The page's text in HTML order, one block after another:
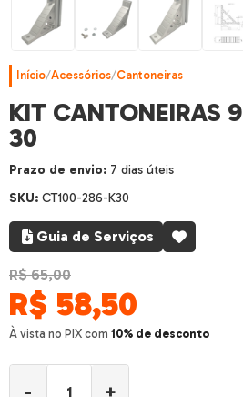
Início/Acessórios/Cantoneiras
KIT CANTONEIRAS
30
Prazo de envio: 7 dias úteis
SKU: CT100-286-K30
Guia de Serviços
R$ 65,00
R$ 58,50
À vista no PIX com 10% de desconto
- +